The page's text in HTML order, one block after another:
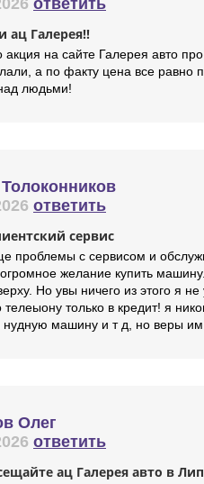
ответить
ац Галерея!!
акция на сайте Галерея авто
а по факту цена все равно
людьми!
ответить
сервис
проблемы с сервисом и
желание купить
Но увы ничего из этого я
телеыону только в кредит! я
нудную машину и т д, но веры
Олег
ответить
ац Галерея авто в